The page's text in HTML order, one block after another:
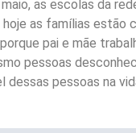
as escolas da
hoje as famílias
pai e mãe
pessoas
pessoas na